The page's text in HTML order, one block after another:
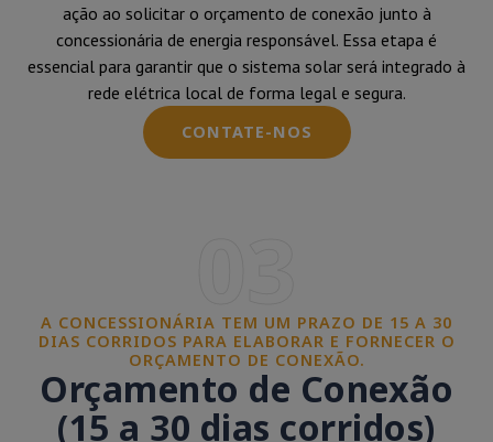
ação ao solicitar o orçamento de conexão junto à
concessionária de energia responsável. Essa etapa é
essencial para garantir que o sistema solar será integrado à
rede elétrica local de forma legal e segura.
CONTATE-NOS
A CONCESSIONÁRIA TEM UM PRAZO DE 15 A 30
DIAS CORRIDOS PARA ELABORAR E FORNECER O
ORÇAMENTO DE CONEXÃO.
Orçamento de Conexão
(15 a 30 dias corridos)